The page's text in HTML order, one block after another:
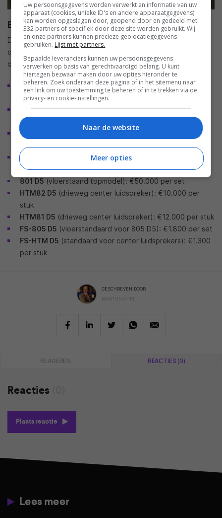
Beschikbaarheid en adviesprijzen
De nieuwe luidsprekers zijn vanaf 9 september 2026
commercieel verkrijgbaar
of per stuk zijn als volgt vastgesteld:
805 D5(tweeweg standmount luidspreker): €12.000 per
set
804 D5(vloerstaande drieweg luidspreker): €18.000 per
set
803 D5
(vloerstaande drieweg luidspreker met Turbine
Head): €30.000 per set
802 D5
(vloerstaande drieweg luidspreker): €37.000 per
set
801 D5 (vloerstaand topmodel): €50.000 per set
HTM82 D5 (drieweg center luidspreker): €10.000 per
stuk
HTM81 D5 (drieweg center luidspreker): €12.000 per stuk
FS-805 D5 (vloerstandaard voor 805 D5): €1.800 per set
FS-HTM D5 (standaard voor center luidsprekers): €1.300
per stuk
GESCHREVEN DOOR
MARTIJN CHEL
REAGEREN REACTIES (0)
Reacties
Plaats reactie
Lees meer
Uw persoonsgegevens worden verwerkt en informatie van uw
apparaat (cookies, unieke ID's en andere apparaatgegevens)
kan worden opgeslagen door, geopend door en gedeeld met
332 partners of specifiek door deze site worden gebruikt. Wij
en onze partners kunnen precieze geolocatiegegevens
gebruiken. Lijst met partners.
Bepaalde leveranciers kunnen uw persoonsgegevens
verwerken op basis van gerechtvaardigd belang. U kunt
hiertegen bezwaar maken door uw opties hieronder te
beheren. Zoek onderaan deze pagina of in het sitemenu naar
een link om uw toestemming te beheren of in te trekken via de
privacy- en cookie-instellingen.
Naar de website
Meer opties